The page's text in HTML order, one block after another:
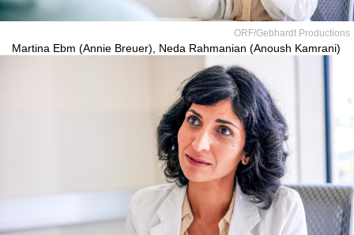
ORF/Gebhardt Productions
Martina Ebm (Annie Breuer), Neda Rahmanian (Anoush Kamrani)